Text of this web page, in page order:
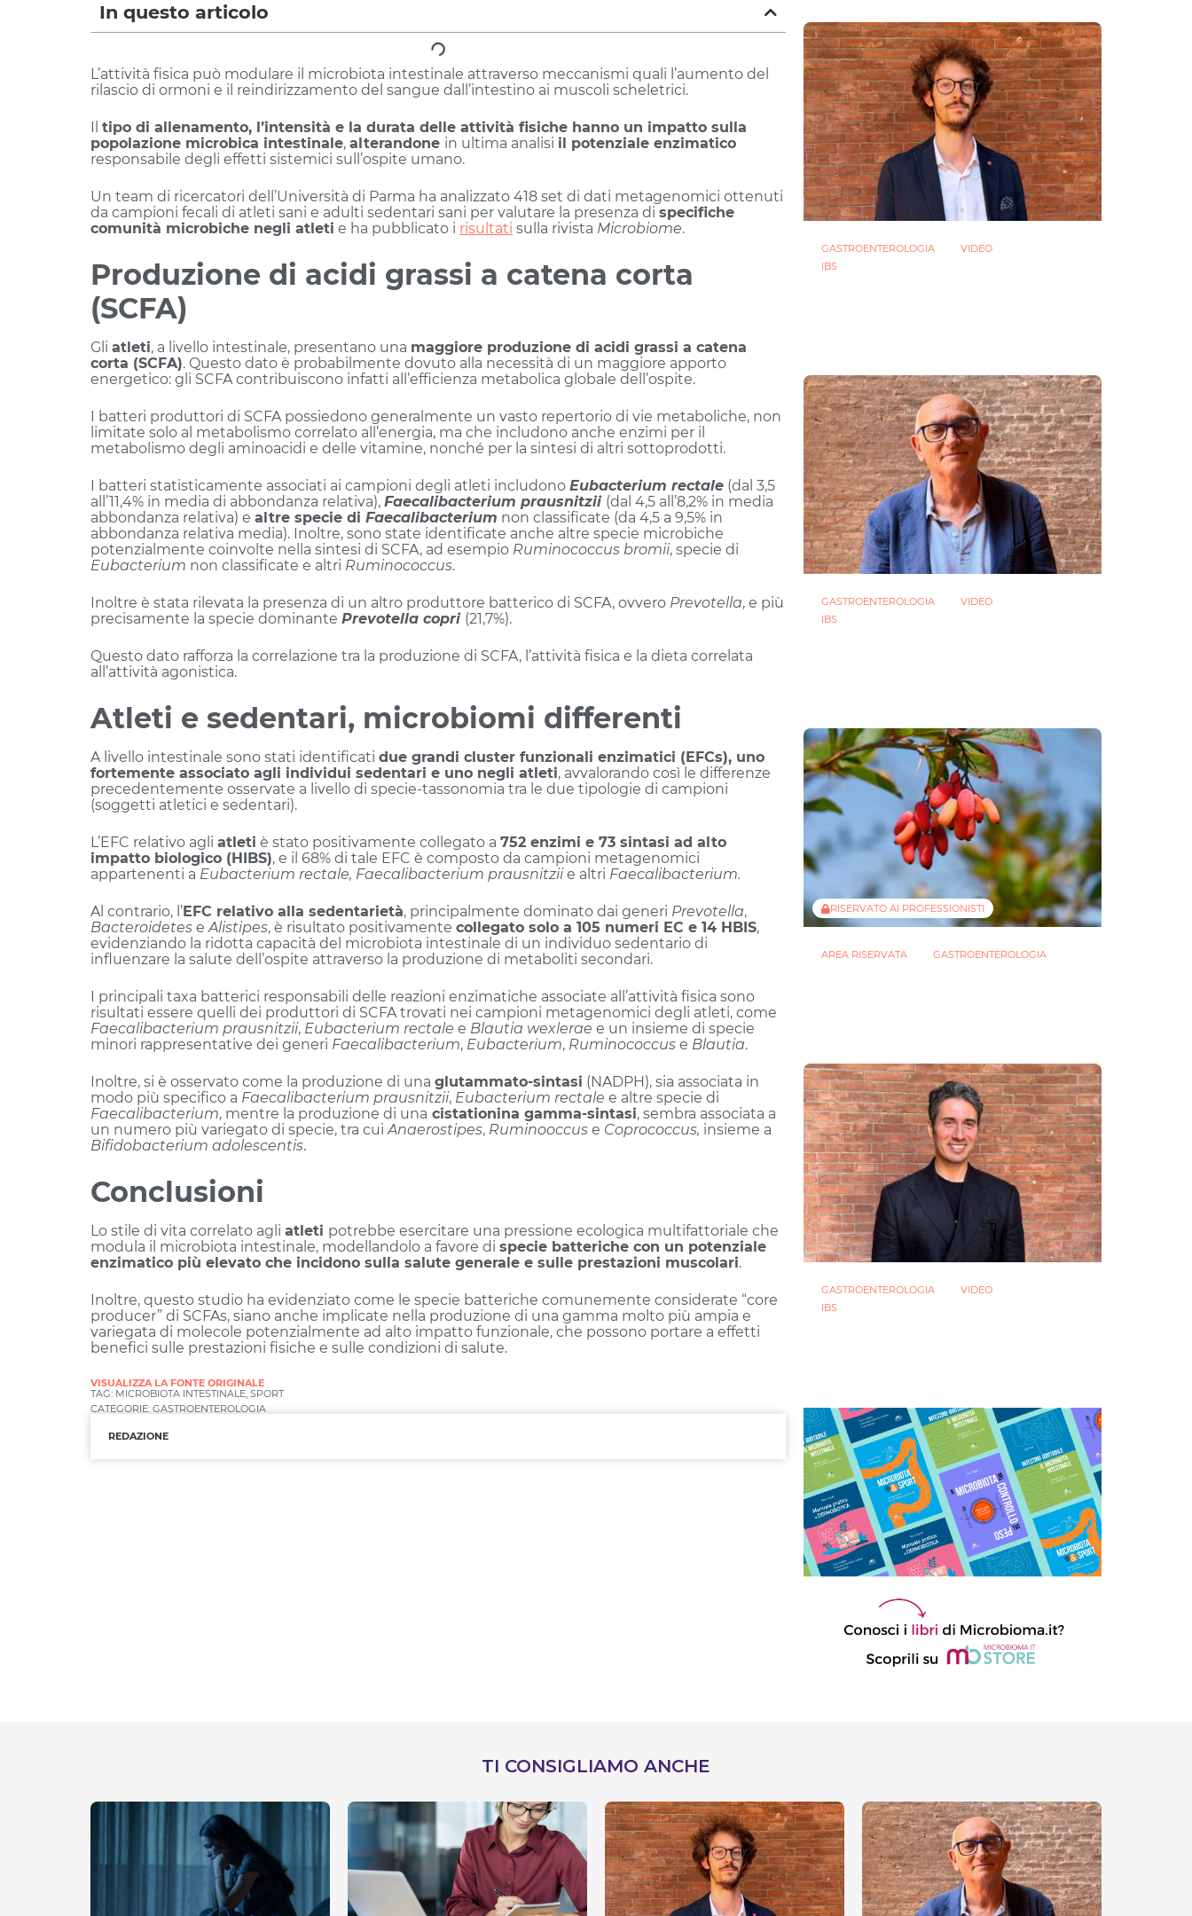
In questo articolo
L’attività fisica può modulare il microbiota intestinale attraverso meccanismi quali l’aumento del
rilascio di ormoni e il reindirizzamento del sangue dall’intestino ai muscoli scheletrici.
tipo di allenamento, l’intensità e la durata delle attività fisiche hanno un impatto sulla
popolazione microbica intestinale, alterandone in ultima analisi il potenziale enzimatico
responsabile degli effetti sistemici sull’ospite umano.
Un team di ricercatori dell’Università di Parma ha analizzato 418 set di dati metagenomici ottenuti
da campioni fecali di atleti sani e adulti sedentari sani per valutare la presenza di specifiche
comunità microbiche negli atleti e ha pubblicato i risultati sulla rivista Microbiome.
Produzione di acidi grassi a catena corta
(SCFA)
Gli atleti, a livello intestinale, presentano una maggiore produzione di acidi grassi a catena
corta (SCFA). Questo dato è probabilmente dovuto alla necessità di un maggiore apporto
energetico: gli SCFA contribuiscono infatti all’efficienza metabolica globale dell’ospite.
I batteri produttori di SCFA possiedono generalmente un vasto repertorio di vie metaboliche, non
limitate solo al metabolismo correlato all’energia, ma che includono anche enzimi per il
metabolismo degli aminoacidi e delle vitamine, nonché per la sintesi di altri sottoprodotti.
I batteri statisticamente associati ai campioni degli atleti includono Eubacterium rectale (dal 3,5
all’11,4% in media di abbondanza relativa), Faecalibacterium prausnitzii (dal 4,5 all’8,2% in media
abbondanza relativa) e altre specie di Faecalibacterium non classificate (da 4,5 a 9,5% in
abbondanza relativa media). Inoltre, sono state identificate anche altre specie microbiche
potenzialmente coinvolte nella sintesi di SCFA, ad esempio Ruminococcus bromii, specie di
Eubacterium non classificate e altri Ruminococcus.
Inoltre è stata rilevata la presenza di un altro produttore batterico di SCFA, ovvero Prevotella, e più
precisamente la specie dominante Prevotella copri (21,7%).
Questo dato rafforza la correlazione tra la produzione di SCFA, l’attività fisica e la dieta correlata
all’attività agonistica.
Atleti e sedentari, microbiomi differenti
A livello intestinale sono stati identificati due grandi cluster funzionali enzimatici (EFCs), uno
fortemente associato agli individui sedentari e uno negli atleti, avvalorando così le differenze
precedentemente osservate a livello di specie-tassonomia tra le due tipologie di campioni
(soggetti atletici e sedentari).
L’EFC relativo agli atleti è stato positivamente collegato a 752 enzimi e 73 sintasi ad alto
impatto biologico (HIBS), e il 68% di tale EFC è composto da campioni metagenomici
appartenenti a Eubacterium rectale, Faecalibacterium prausnitziie altri Faecalibacterium.
Al contrario, l’ EFC relativo alla sedentarietà, principalmente dominato dai generi Prevotella,
Bacteroidetes eAlistipes, è risultato positivamente collegato solo a 105 numeri EC e 14 HBIS,
evidenziando la ridotta capacità del microbiota intestinale di un individuo sedentario di
influenzare la salute dell’ospite attraverso la produzione di metaboliti secondari.
I principali taxa batterici responsabili delle reazioni enzimatiche associate all’attività fisica sono
risultati essere quelli dei produttori di SCFA trovati nei campioni metagenomici degli atleti, come
Faecalibacterium prausnitzii, Eubacterium rectale e Blautia wexlerae e un insieme di specie
minori rappresentative dei generi Faecalibacterium, Eubacterium, Ruminococcus e Blautia.
Inoltre, si è osservato come la produzione di una glutammato-sintasi (NADPH), sia associata in
modo più specifico a Faecalibacterium prausnitzii, Eubacterium rectale e altre specie di
Faecalibacterium, mentre la produzione di una cistationina gamma-sintasi, sembra associata a
un numero più variegato di specie, tra cuiAnaerostipes, Ruminooccus e Coprococcus, insieme a
Bifidobacterium adolescentis.
Conclusioni
Lo stile di vita correlato agli atleti potrebbe esercitare una pressione ecologica multifattoriale che
modula il microbiota intestinale, modellandolo a favore di specie batteriche con un potenziale
enzimatico più elevato che incidono sulla salute generale e sulle prestazioni muscolari.
Inoltre, questo studio ha evidenziato come le specie batteriche comunemente considerate “core
producer” di SCFAs, siano anche implicate nella produzione di una gamma molto più ampia e
variegata di molecole potenzialmente ad alto impatto funzionale, che possono portare a effetti
benefici sulle prestazioni fisiche e sulle condizioni di salute.
VISUALIZZA LA FONTE ORIGINALE
TAG: MICROBIOTA INTESTINALE, SPORT
CATEGORIE: GASTROENTEROLOGIA
REDAZIONE
GASTROENTEROLOGIA
VIDEO
IBS
GASTROENTEROLOGIA
VIDEO
IBS
RISERVATO AI PROFESSIONISTI
AREA RISERVATA GASTROENTEROLOGIA
GASTROENTEROLOGIA
VIDEO
IBS
TI CONSIGLIAMO ANCHE